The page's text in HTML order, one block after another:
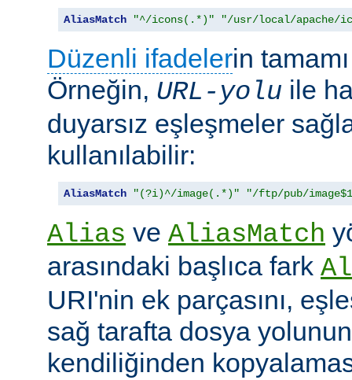
AliasMatch "^/icons(.*)" "/usr/local/apache/
Düzenli ifadelerin
Örneğin, URL-yolu ile
duyarsız eşleşmeler
kullanılabilir:
AliasMatch "(?i)^/image(.*)" "/ftp/pub/
Alias ve AliasMatch
arasındaki başlıca fark
URI'nin ek parçasını,
sağ tarafta dosya
kendiliğinden